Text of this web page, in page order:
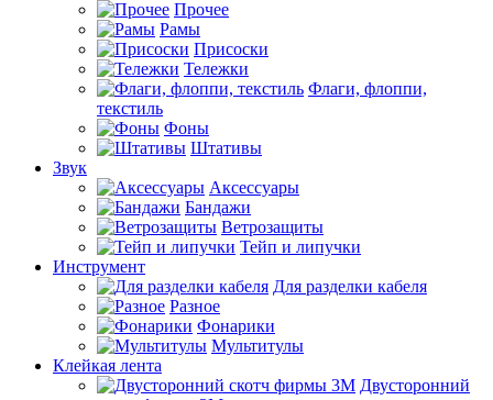
Прочее
Рамы
Присоски
Тележки
Флаги, флоппи,
текстиль
Фоны
Штативы
Звук
Аксессуары
Бандажи
Ветрозащиты
Тейп и липучки
Инструмент
Для разделки кабеля
Разное
Фонарики
Мультитулы
Клейкая лента
Двусторонний